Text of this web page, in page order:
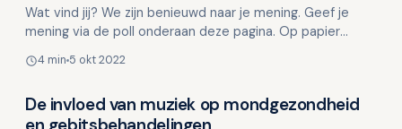
Wat vind jij? We zijn benieuwd naar je mening. Geef je
mening via de poll onderaan deze pagina. Op papier
…
4 min 5 okt 2022
Kinderen en mondgezondheid
De invloed van muziek op mondgezondheid